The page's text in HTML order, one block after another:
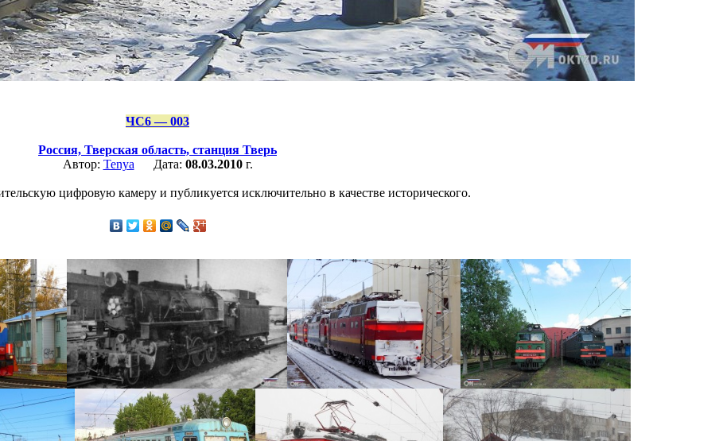
ЧС6 — 003
Россия, Тверская область, станция Тверь
Автор: Tenya Дата: 08.03.2010г.
цифровую камеру и публикуется исключительно в качестве исторического.